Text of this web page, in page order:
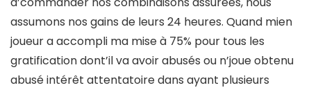
assumons nos gains de leurs 24 heures. Quand mien
joueur a accompli ma mise à 75% pour tous les
gratification dont’il va avoir abusés ou n’joue obtenu
abusé intérêt attentatoire dans ayant plusieurs